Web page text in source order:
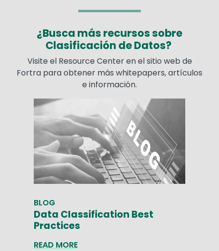
¿Busca más recursos sobre
Clasificación de Datos?
Visite el Resource Center en el sitio web de
Fortra para obtener más whitepapers, artículos
e información.
BLOG
Data Classification Best
Practices
READ MORE